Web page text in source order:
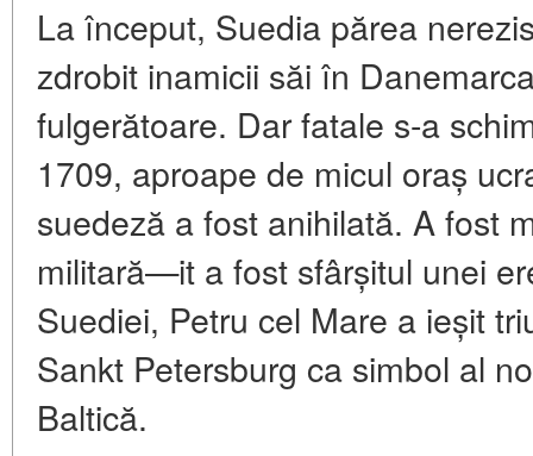
La început, Suedia părea
zdrobit inamicii săi în
fulgerătoare. Dar fatale s-a
1709, aproape de micul oraș
suedeză a fost anihilată. A fost
militară—it a fost sfârșitul unei
Suediei, Petru cel Mare a ieșit
Sankt Petersburg ca simbol al
Baltică.